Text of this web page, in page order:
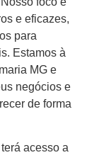
e eficazes,
para
Estamos à
MG e
negócios e
de forma
acesso a